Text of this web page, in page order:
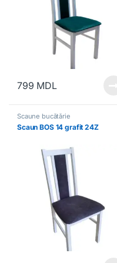
799 MDL
Scaune bucătărie
Scaun BOS 14 grafit 24Z